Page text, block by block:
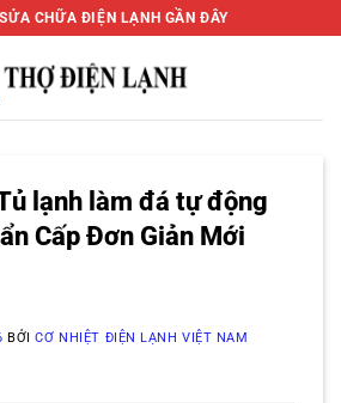
CHỮA ĐIỆN LẠNH GẦN ĐÂY
lạnh làm đá tự động
Cấp Đơn Giản Mới
BỞICƠ NHIỆT ĐIỆN LẠNH VIỆT NAM